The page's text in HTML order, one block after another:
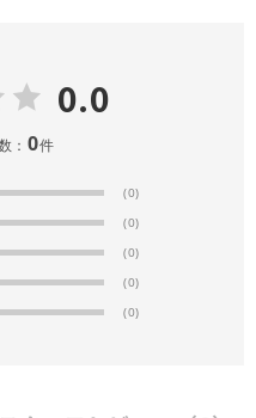
0.0
： 0件
(0)
(0)
(0)
(0)
(0)